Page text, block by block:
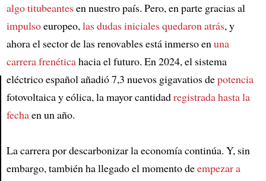
Article
algo titubeantesen nuestro país. Pero, en parte gracias al
impulsoeuropeo,las dudas iniciales quedaron atrás, y
ahora el sector de las renovables está inmerso enuna
carrera frenéticahacia el futuro. En 2024, el sistema
eléctrico español añadió 7,3 nuevos gigavatios depotencia
fotovoltaica y eólica, la mayor cantidadregistrada hasta la
fechaen un año.
La carrera por descarbonizar la economía continúa. Y, sin
embargo, también ha llegado el momento deempezar a